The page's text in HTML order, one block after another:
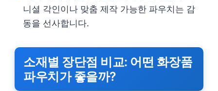
니셜 각인이나 맞춤 제작 가능한 파우치는 감
동을 선사합니다.
소재별 장단점 비교: 어떤 화장품
파우치가 좋을까?